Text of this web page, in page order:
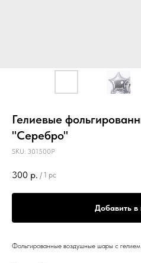
Гелиевые
"Серебро"
SKU: 301500P
300 р. / 1 pc
Добавить в
Фольгированные воздушные шары с